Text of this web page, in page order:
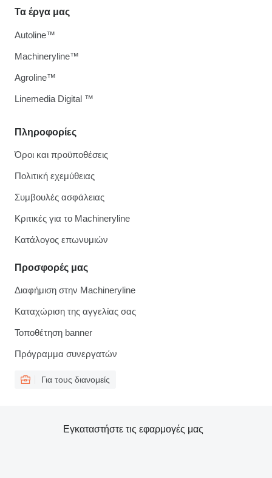
Πληροφορίες
Όροι και προϋποθέσεις
Πολιτική εχεμύθειας
Συμβουλές ασφάλειας
Κριτικές για το Machineryline
Κατάλογος επωνυμιών
Προσφορές μας
Διαφήμιση στην Machineryline
Καταχώριση της αγγελίας σας
Τοποθέτηση banner
Πρόγραμμα συνεργατών
Για τους διανομείς
Τα έργα μας
Autoline™
Machineryline™
Agroline™
Linemedia Digital ™
Εγκαταστήστε τις εφαρμογές μας